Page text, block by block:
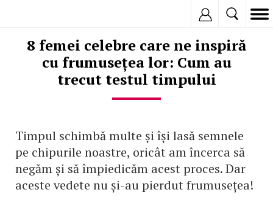
8 femei celebre care ne inspiră
cu frumusețea lor: Cum au
trecut testul timpului
Timpul schimbă multe și își lasă semnele
pe chipurile noastre, oricât am încerca să
negăm și să împiedicăm acest proces. Dar
aceste vedete nu și-au pierdut frumusețea!